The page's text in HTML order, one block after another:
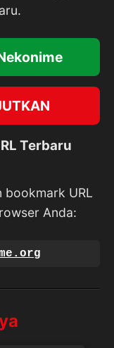
Terbaru
bookmark URL
Anda: